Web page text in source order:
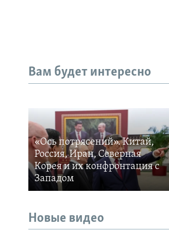
Вам будет интересно
«Ось потрясений». Китай,
Россия, Иран, Северная
Корея и их конфронтация с
Западом
Новые видео